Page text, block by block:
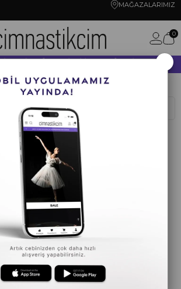
MAĞAZALARIMIZ
0
YAPACAĞINIZ TÜM ALIŞVERİŞLERİNİZDE KARGO ÜCRETSİZ!
AKSESUARLARI Point Uçluk